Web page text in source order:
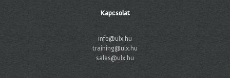
Kapcsolat
info@ulx.hu
training@ulx.hu
sales@ulx.hu